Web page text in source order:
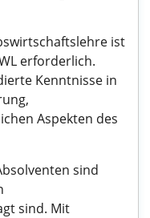
ist
erforderlich.
Kenntnisse in
Aspekten des
sind
sind. Mit